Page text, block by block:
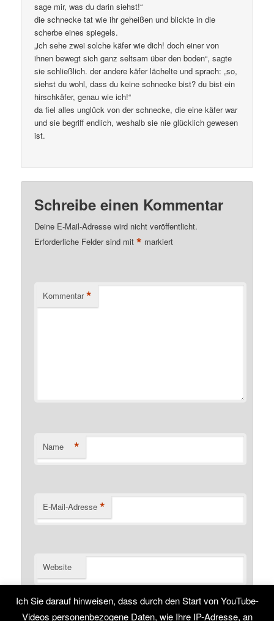
sage mir, was du darin siehst!“
die schnecke tat wie ihr geheißen und blickte in die
scherbe eines spiegels.
„ich sehe zwei solche käfer wie dich! doch einer von
ihnen bewegt sich ganz seltsam über den boden“, sagte
sie schließlich. der andere käfer lächelte und sprach: „so,
siehst du wohl, dass du keine schnecke bist? du bist ein
hirschkäfer, genau wie ich!“
da fiel alles unglück von der schnecke, die eine käfer war
und sie begriff endlich, weshalb sie nie glücklich gewesen
ist.
Schreibe einen Kommentar
Deine E-Mail-Adresse wird nicht veröffentlicht.
Erforderliche Felder sind mit* markiert
Kommentar *
Name *
E-Mail-Adresse *
Website
Name, E-Mail-Adresse und Website in diesem Browser
für meinen nächsten Kommentar speichern.
Ich Sie darauf hinweisen, dass durch den Start von YouTube-
Videos personenbezogene Daten, wie Ihre IP-Adresse, an